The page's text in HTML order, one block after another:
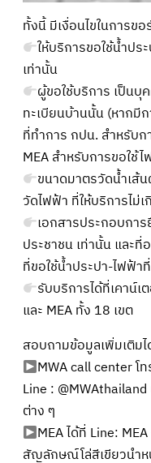
ทั้งนี้ มีเงื่อนไขในการข
ให้บริการขอใช้น้ำป
เท่านั้น
ผู้ขอใช้บริการ เป็นบุ
ทะเบียนบ้านนั้น (หากมี
ที่ทำการ กปน. สำหรับ
MEA สำหรับการขอใช้
ขนาดมาตรวัดน้ำเส้
วัดไฟฟ้า ที่ให้บริการไม่
เอกสารประกอบกา
ประชาชน เท่านั้น และ
ที่ขอใช้น้ำประปา-ไฟฟ้า
รับบริการได้ที่เคาน์
และ MEA ทั้ง 18 เขต
สอบถามข้อมูลเพิ่มเติม
MWA call center โ
Line :
ต่าง ๆ
MEA ได้ที่ Line:
สัญลักษณ์โล่สีเขียวนำ